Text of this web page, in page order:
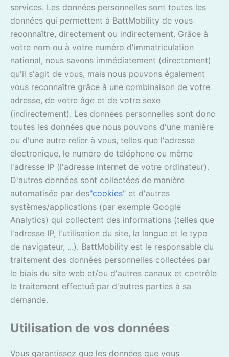
services. Les données personnelles sont toutes les
données qui permettent à BattMobility de vous
reconnaître, directement ou indirectement. Grâce à
votre nom ou à votre numéro d'immatriculation
national, nous savons immédiatement (directement)
qu'il s'agit de vous, mais nous pouvons également
vous reconnaître grâce à une combinaison de votre
adresse, de votre âge et de votre sexe
(indirectement). Les données personnelles sont donc
toutes les données que nous pouvons d'une manière
ou d'une autre relier à vous, telles que l'adresse
électronique, le numéro de téléphone ou même
l'adresse IP (l'adresse internet de votre ordinateur).
D'autres données sont collectées de manière
automatisée par des"cookies" et d'autres
systèmes/applications (par exemple Google
Analytics) qui collectent des informations (telles que
l'adresse IP, l'utilisation du site, la langue et le type
de navigateur, ...). BattMobility est le responsable du
traitement des données personnelles collectées par
le biais du site web et/ou d'autres canaux et contrôle
le traitement effectué par d'autres parties à sa
demande.
Utilisation de vos données
Vous garantissez que les données que vous